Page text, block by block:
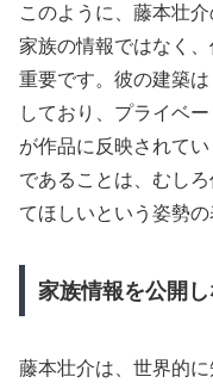
このように、藤本壮
家族の情報ではなく
重要です。彼の建築
しており、プライベ
が作品に反映されて
であることは、むし
てほしいという姿勢の
家族情報を公開
藤本壮介は、世界的